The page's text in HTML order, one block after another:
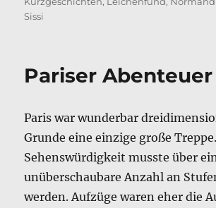
Sissi
Pariser Abenteuer
Paris war wunderbar
Grunde eine einzige große Treppe.
Sehenswürdigkeit musste über
unüberschaubare Anzahl an
werden. Aufzüge waren eher die